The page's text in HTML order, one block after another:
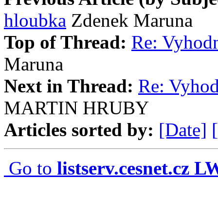
hloubka Zdenek Maruna
Top of Thread: Re:
Maruna
Next in Thread: Re:
MARTIN HRUBY
Articles sorted by: [Date]
Go to listserv.cesnet.cz